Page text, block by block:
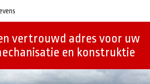
vertrouwd adres voor uw
en konstruktie